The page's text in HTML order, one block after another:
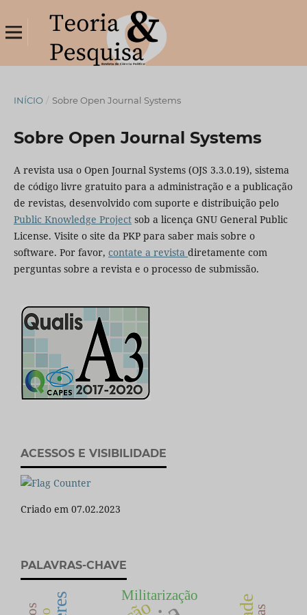
INÍCIO / Sobre Open Journal Systems
Sobre Open Journal Systems
A revista usa o Open Journal Systems (OJS 3.3.0.19), sistema
de código livre gratuito para a administração e a publicação
de revistas, desenvolvido com suporte e distribuição pelo
Public Knowledge Projectsob a licença GNU General Public
License. Visite o site da PKP para saber mais sobre o
software. Por favor, contate a revista diretamente com
perguntas sobre a revista e o processo de submissão.
ACESSOS E VISIBILIDADE
Criado em 07.02.2023
PALAVRAS-CHAVE
Militarização